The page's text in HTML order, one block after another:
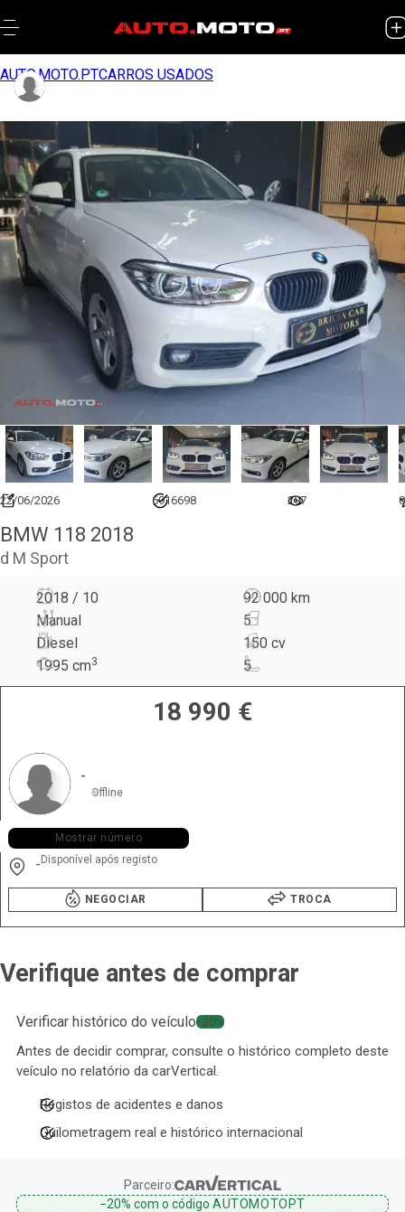
AUTO.MOTO.PTCARROS USADOS
22/06/2026 6916698 297 0
BMW 118 2018
d M Sport
2018 / 10
92 000 km
Manual
5
Diesel
150 cv
1995 cm3 5
18 990 €
-
Offline
+351 961 ••• •97
Mostrar número
Disponível após registo
-
NEGOCIAR TROCA
Verifique antes de comprar
Verificar histórico do veículo−20%
Antes de decidir comprar, consulte o histórico completo deste
veículo no relatório da carVertical.
Registos de acidentes e danos
Quilometragem real e histórico internacional
Parceiro:
−20%com o código AUTOMOTOPT